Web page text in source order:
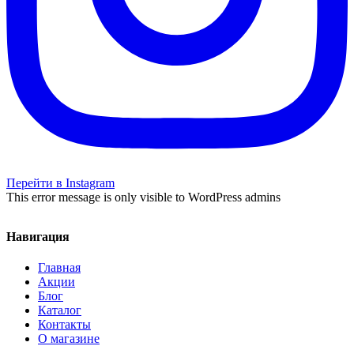
Перейти в Instagram
This error message is only visible to WordPress admins
Навигация
Главная
Акции
Блог
Каталог
Контакты
О магазине